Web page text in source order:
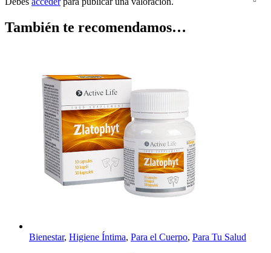
También te recomendamos…
Bienestar, Higiene Íntima, Para el Cuerpo, Para Tu Salud